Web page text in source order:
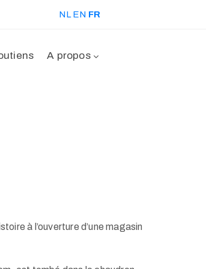
NL EN FR
A propos
à l’ouverture d’une magasin